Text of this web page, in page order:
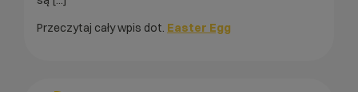
Przeczytaj cały wpis dot. Easter Egg